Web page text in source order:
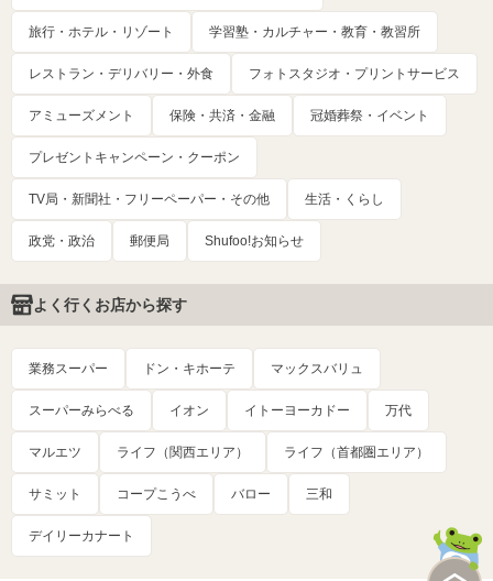
旅行・ホテル・リゾート 学習塾・カルチャー・教育・教習所
レストラン・デリバリー・外食 フォトスタジオ・プリントサービス
アミューズメント 保険・共済・金融 冠婚葬祭・イベント
プレゼントキャンペーン・クーポン
TV局・新聞社・フリーペーパー・その他 生活・くらし
政党・政治 郵便局 Shufoo!お知らせ
よく行くお店から探す
業務スーパー ドン・キホーテ マックスバリュ
スーパーみらべる イオン イトーヨーカドー 万代
マルエツ ライフ（関西エリア） ライフ（首都圏エリア）
サミット コープこうべ バロー 三和
デイリーカナート